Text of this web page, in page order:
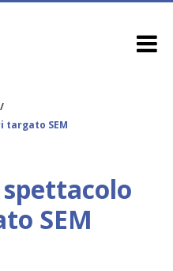
/
targato SEM
spettacolo
SEM